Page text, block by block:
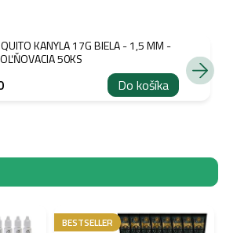
KANYLA 17G BIELA - 1,5 MM -
50KS
Do košíka
BESTSELLER